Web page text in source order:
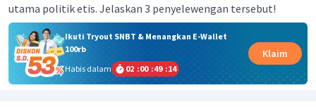
utama politik etis. Jelaskan 3 penyelewengan tersebut!
Ikuti Tryout SNBT & Menangkan E-Wallet
100rb
Habis dalam
02 :00 :49 :14
Klaim